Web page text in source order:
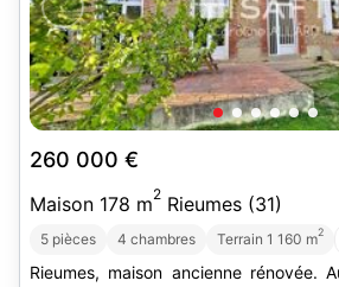
260 000 €
Maison 178 m2 Rieumes (31)
5 pièces 4 chambres Terrain 1 160 m2
Rieumes, maison ancienne rénovée.